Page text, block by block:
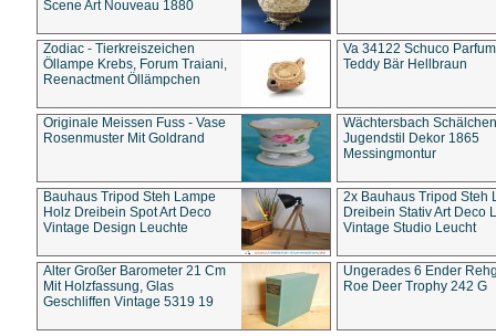
Scene Art Nouveau 1880
Zodiac - Tierkreiszeichen
Öllampe Krebs, Forum Traiani,
Reenactment Öllämpchen
Va 34122 Schuco
Teddy Bär Hellbraun
Originale Meissen Fuss - Vase
Rosenmuster Mit Goldrand
Wächtersbach Schälchen
Jugendstil Dekor 1865
Messingmontur
Bauhaus Tripod Steh Lampe
Holz Dreibein Spot Art Deco
Vintage Design Leuchte
2x Bauhaus Tripod Steh
Dreibein Stativ Art Deco
Vintage Studio Leucht
Alter Großer Barometer 21 Cm
Mit Holzfassung, Glas
Geschliffen Vintage 5319 19
Ungerades 6 Ender
Roe Deer Trophy 242 G